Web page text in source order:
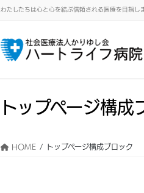
わたしたちは心と心を結ぶ信頼される医療を目指し
トップページ構成
HOME トップページ構成ブロック